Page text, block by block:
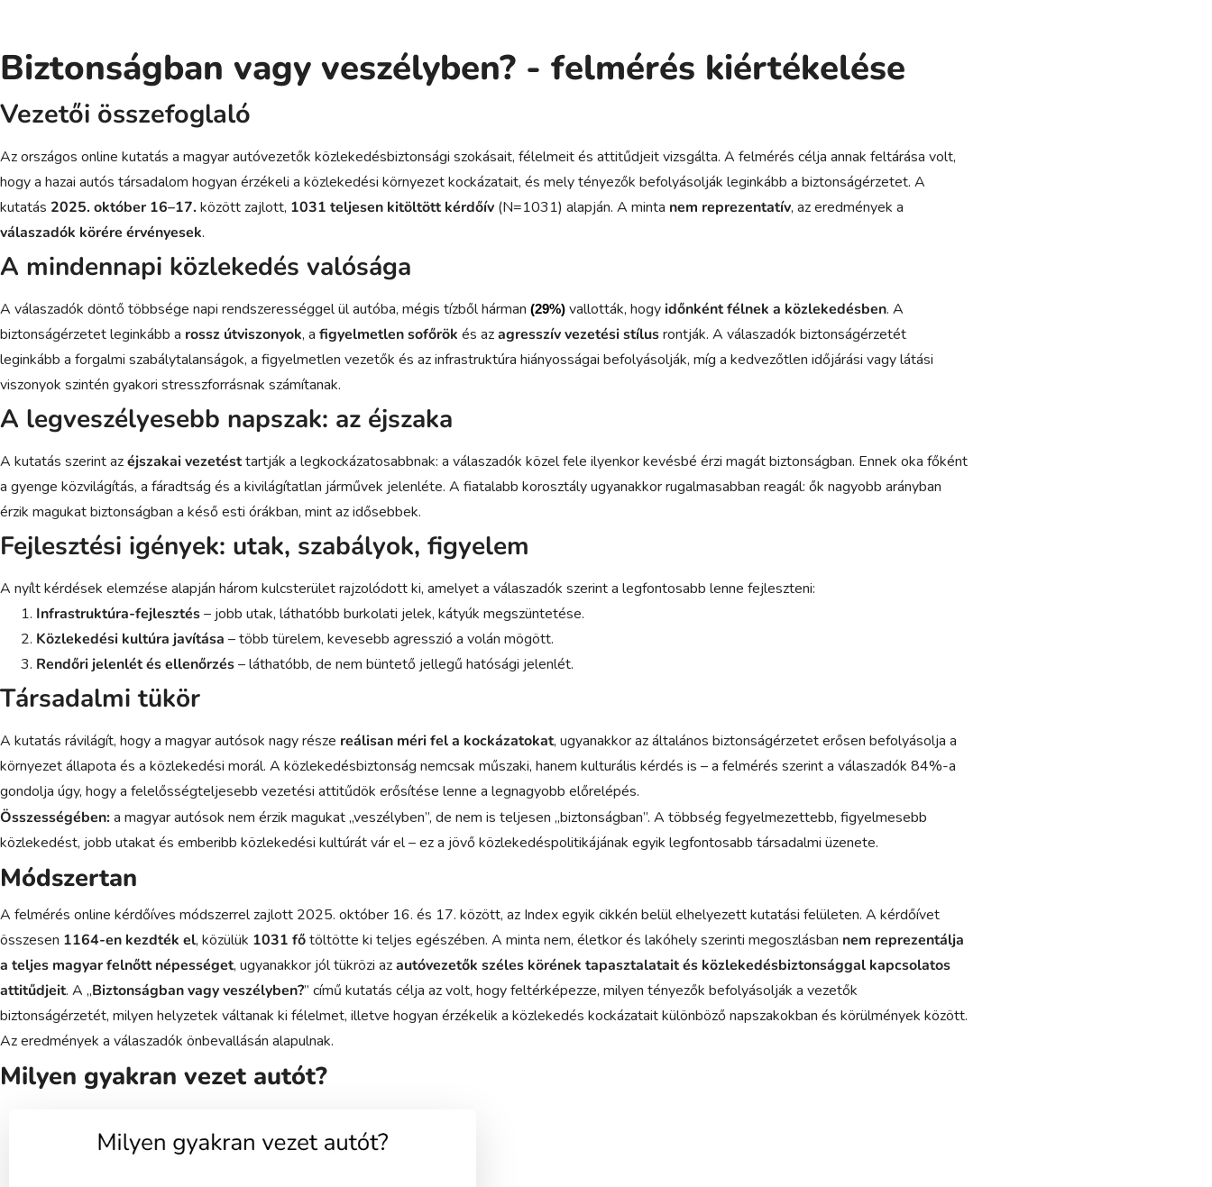
Biztonságban vagy veszélyben? - felmérés kiértékelése
Vezetői összefoglaló
Az országos online kutatás a magyar autóvezetők közlekedésbiztonsági szokásait, félelmeit és attitűdjeit vizsgálta. A felmérés célja annak feltárása volt,
hogy a hazai autós társadalom hogyan érzékeli a közlekedési környezet kockázatait, és mely tényezők befolyásolják leginkább a biztonságérzetet. A
kutatás 2025. október 16–17. között zajlott, 1031 teljesen kitöltött kérdőív (N=1031) alapján. A minta nem reprezentatív, az eredmények a
válaszadók körére érvényesek.
A mindennapi közlekedés valósága
A válaszadók döntő többsége napi rendszerességgel ül autóba, mégis tízből hárman (29%) vallották, hogyidőnként félnek a közlekedésben. A
biztonságérzetet leginkább a rossz útviszonyok, a figyelmetlen sofőrök és azagresszív vezetési stílusrontják. A válaszadók biztonságérzetét
leginkább a forgalmi szabálytalanságok, a figyelmetlen vezetők és az infrastruktúra hiányosságai befolyásolják, míg a kedvezőtlen időjárási vagy látási
viszonyok szintén gyakori stresszforrásnak számítanak.
A legveszélyesebb napszak: az éjszaka
A kutatás szerint azéjszakai vezetésttartják a legkockázatosabbnak: a válaszadók közel fele ilyenkor kevésbé érzi magát biztonságban. Ennek oka főként
a gyenge közvilágítás, a fáradtság és a kivilágítatlan járművek jelenléte. A fiatalabb korosztály ugyanakkor rugalmasabban reagál: ők nagyobb arányban
érzik magukat biztonságban a késő esti órákban, mint az idősebbek.
Fejlesztési igények: utak, szabályok, figyelem
A nyílt kérdések elemzése alapján három kulcsterület rajzolódott ki, amelyet a válaszadók szerint a legfontosabb lenne fejleszteni:
Infrastruktúra-fejlesztés– jobb utak, láthatóbb burkolati jelek, kátyúk megszüntetése.
Közlekedési kultúra javítása – több türelem, kevesebb agresszió a volán mögött.
Rendőri jelenlét és ellenőrzés– láthatóbb, de nem büntető jellegű hatósági jelenlét.
Társadalmi tükör
A kutatás rávilágít, hogy a magyar autósok nagy része reálisan méri fel a kockázatokat, ugyanakkor az általános biztonságérzetet erősen befolyásolja a
környezet állapota és a közlekedési morál. A közlekedésbiztonság nemcsak műszaki, hanem kulturális kérdés is – a felmérés szerint a válaszadók 84%-a
gondolja úgy, hogy a felelősségteljesebb vezetési attitűdök erősítése lenne a legnagyobb előrelépés.
Összességében:a magyar autósok nem érzik magukat „veszélyben”, de nem is teljesen „biztonságban”. A többség fegyelmezettebb, figyelmesebb
közlekedést, jobb utakat és emberibb közlekedési kultúrát vár el – ez a jövő közlekedéspolitikájának egyik legfontosabb társadalmi üzenete.
Módszertan
A felmérés online kérdőíves módszerrel zajlott 2025. október 16. és 17. között, az Index egyik cikkén belül elhelyezett kutatási felületen. A kérdőívet
összesen 1164-en kezdték el, közülük 1031 főtöltötte ki teljes egészében. A minta nem, életkor és lakóhely szerinti megoszlásban nem reprezentálja
a teljes magyar felnőtt népességet, ugyanakkor jól tükrözi azautóvezetők széles körének tapasztalatait és közlekedésbiztonsággal kapcsolatos
attitűdjeit. A „Biztonságban vagy veszélyben?” című kutatás célja az volt, hogy feltérképezze, milyen tényezők befolyásolják a vezetők
biztonságérzetét, milyen helyzetek váltanak ki félelmet, illetve hogyan érzékelik a közlekedés kockázatait különböző napszakokban és körülmények között.
Az eredmények a válaszadók önbevallásán alapulnak.
Milyen gyakran vezet autót?